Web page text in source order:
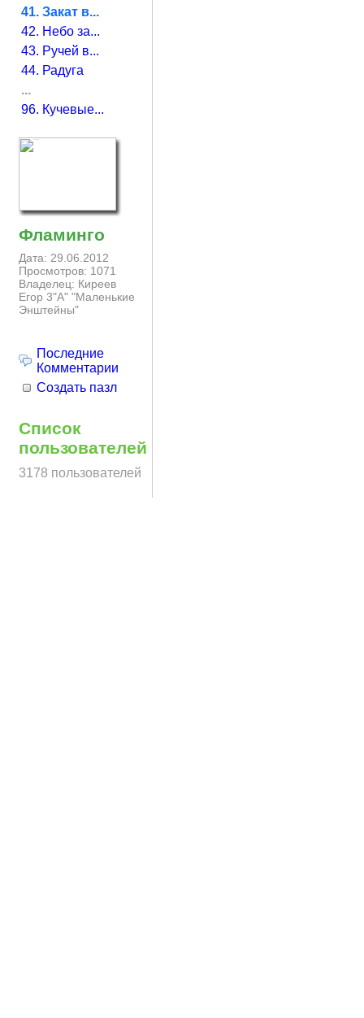
41. Закат в...
42. Небо за...
43. Ручей в...
44. Радуга
...
96. Кучевые...
Фламинго
Дата: 29.06.2012
Просмотров: 1071
Владелец: Киреев
Егор 3"А" "Маленькие
Энштейны"
Последние
Комментарии
Создать пазл
Список
пользователей
3178 пользователей